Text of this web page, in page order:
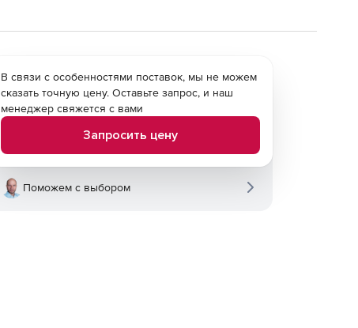
В связи с особенностями поставок, мы не можем
сказать точную цену. Оставьте запрос, и наш
менеджер свяжется с вами
Запросить цену
Поможем с выбором